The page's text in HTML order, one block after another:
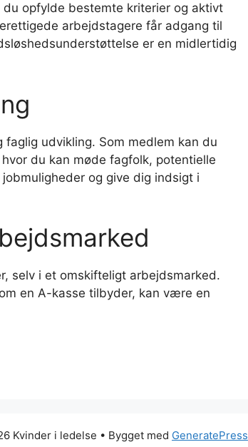
opfylde bestemte kriterier og aktivt
arbejdstagere får adgang til
er en midlertidig
udvikling. Som medlem kan du
du kan møde fagfolk, potentielle
og give dig indsigt i
selv i et omskifteligt arbejdsmarked.
en A-kasse tilbyder, kan være en
Kvinder i ledelse • Bygget med GeneratePress